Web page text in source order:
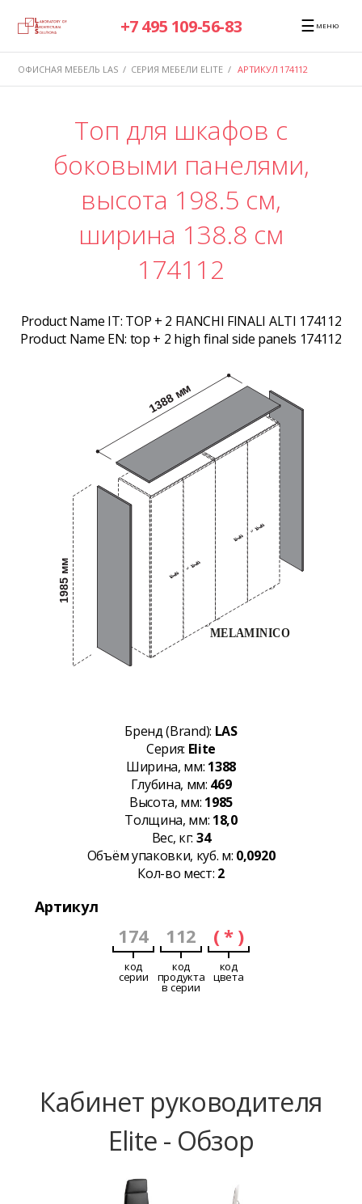
+7 495 109-56-83 ☰ МЕНЮ
ОФИСНАЯ МЕБЕЛЬ LAS / СЕРИЯ МЕБЕЛИ ELITE / АРТИКУЛ 174112
Топ для шкафов с
боковыми панелями,
высота 198.5 см,
ширина 138.8 см
174112
Product Name IT: TOP + 2 FIANCHI FINALI ALTI 174112
Product Name EN: top + 2 high final side panels 174112
Бренд (Brand): LAS
Серия: Elite
Ширина, мм: 1388
Глубина, мм: 469
Высота, мм: 1985
Толщина, мм: 18,0
Вес, кг: 34
Объём упаковки, куб. м: 0,0920
Кол-во мест: 2
Артикул
174
код
серии
112
код
продукта
в серии
( * )
код
цвета
Кабинет руководителя
Elite - Обзор